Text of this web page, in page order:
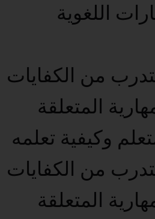
اللغوية
من الكفايات
المتعلقة
وكيفية تعلمه
من الكفايات
المتعلقة